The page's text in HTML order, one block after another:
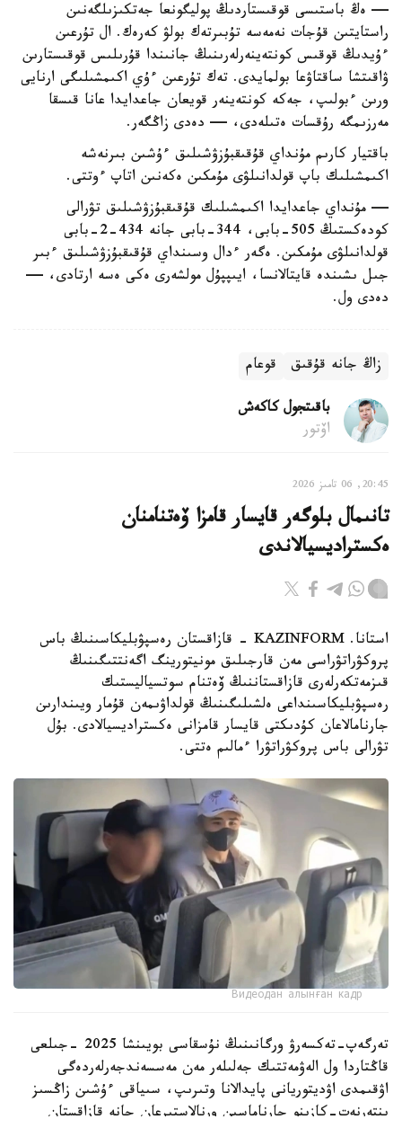
— ەڭ باستىسى قوقىستاردىڭ پوليگونعا جەتكىزىلگەنىن
راستايتىن قۇجات نەمەسە تۇبىرتەك بولۋ كەرەك. ال تۇرعىن
ءۇيدىڭ قوقىس كونتەينەرلەرىنىڭ جانىندا قۇرىلىس قوقىستارىن
ۋاقىتشا ساقتاۋعا بولمايدى. تەك تۇرعىن ءۇي اكىمشىلىگى ارنايى
ورىن ءبولىپ، جەكە كونتەينەر قويعان جاعدايدا عانا قىسقا
مەرزىمگە رۇقسات ەتىلەدى، — دەدى زاڭگەر.
باقتيار كارىم مۇنداي قۇقىقبۇزۋشىلىق ءۇشىن بىرنەشە
اكىمشىلىك باپ قولدانىلۋى مۇمكىن ەكەنىن اتاپ ءوتتى.
— مۇنداي جاعدايدا اكىمشىلىك قۇقىقبۇزۋشىلىق تۋرالى
كودەكستىڭ 505-بابى، 344-بابى جانە 434-2-بابى
قولدانىلۋى مۇمكىن. ەگەر ءدال وسىنداي قۇقىقبۇزۋشىلىق ءبىر
جىل ىشىندە قايتالانسا، ايىپپۇل مولشەرى ەكى ەسە ارتادى، —
دەدى ول.
زاڭ جانە قۇقىق قوعام
باقىتجول كاكەش
اۆتور
20:45, 06 تامىز 2026
تانىمال بلوگەر قايسار قامزا ۆەتنامنان
ەكستراديسيالاندى
استانا. KAZINFORM - قازاقستان رەسپۋبليكاسىنىڭ باس
پروكۋراتۋراسى مەن قارجىلىق مونيتورينگ اگەنتتىگىنىڭ
قىزمەتكەرلەرى قازاقستاننىڭ ۆەتنام سوتسياليستىك
رەسپۋبليكاسىنداعى ەلشىلىگىنىڭ قولداۋىمەن قۇمار ويىندارىن
جارنامالاعان كۇدىكتى قايسار قامزانى ەكستراديسيالادى. بۇل
تۋرالى باس پروكۋراتۋرا ءمالىم ەتتى.
Видеодан алынған кадр
تەرگەپ-تەكسەرۋ ورگانىنىڭ نۇسقاسى بويىنشا 2025 -جىلعى
قاڭتاردا ول الەۋمەتتىك جەلىلەر مەن مەسسەندجەرلەردەگى
اۋقىمدى اۋديتوريانى پايدالانا وتىرىپ، سىياقى ءۇشىن زاڭسىز
ينتەرنەت-كازينو جارناماسىن ورنالاستىرعان جانە قازاقستان